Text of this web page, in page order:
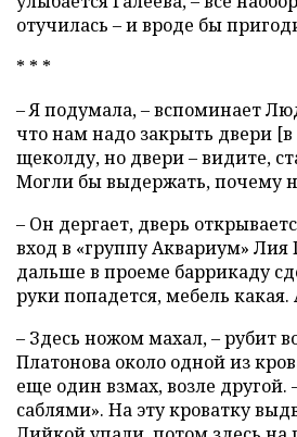
отучилась – и вроде бы
* * *
– Я подумала, – вспоминает
что нам надо закрыть двери
щеколду, но двери – видите,
Могли бы выдержать, почему
– Он дергает, дверь
вход в «группу Аквариум» Лия
дальше в проеме баррикаду
руки попадется, мебель какая.
– Здесь ножом махал, – рубит
Платонова около одной из
еще один взмах, возле другой.
саблями». На эту кроватку